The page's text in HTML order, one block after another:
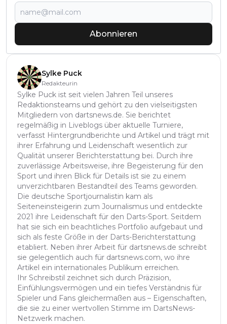
Abonnieren
Sylke Puck
Redakteurin
Sylke Puck ist seit vielen Jahren Teil unseres
Redaktionsteams und gehört zu den vielseitigsten
Mitgliedern von dartsnews.de. Sie berichtet
regelmäßig in Liveblogs über aktuelle Turniere,
verfasst Hintergrundberichte und Artikel und trägt mit
ihrer Erfahrung und Leidenschaft wesentlich zur
Qualität unserer Berichterstattung bei. Durch ihre
zuverlässige Arbeitsweise, ihre Begeisterung für den
Sport und ihren Blick für Details ist sie zu einem
unverzichtbaren Bestandteil des Teams geworden.
Die deutsche Sportjournalistin kam als
Seiteneinsteigerin zum Journalismus und entdeckte
2021 ihre Leidenschaft für den Darts-Sport. Seitdem
hat sie sich ein beachtliches Portfolio aufgebaut und
sich als feste Größe in der Darts-Berichterstattung
etabliert. Neben ihrer Arbeit für dartsnews.de schreibt
sie gelegentlich auch für dartsnews.com, wo ihre
Artikel ein internationales Publikum erreichen.
Ihr Schreibstil zeichnet sich durch Präzision,
Einfühlungsvermögen und ein tiefes Verständnis für
Spieler und Fans gleichermaßen aus – Eigenschaften,
die sie zu einer wertvollen Stimme im DartsNews-
Netzwerk machen.